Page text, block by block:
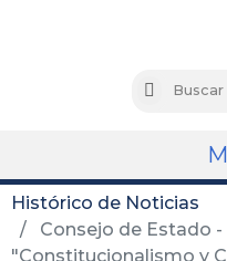
Buscar
Histórico de Noticias
Consejo de Estado
"Constitucionalismo y